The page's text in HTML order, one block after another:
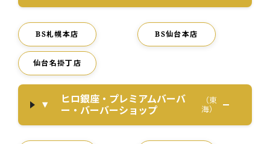
BS札幌本店 BS仙台本店
仙台名掛丁店
ヒロ銀座・プレミアムバーバ
ー・バーバーショップ
（東
海）